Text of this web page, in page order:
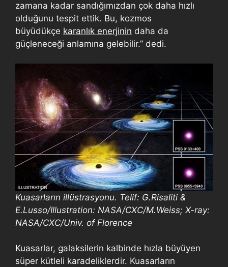
zamana kadar sandığımızdan çok daha hızlı
olduğunu tespit ettik. Bu, kozmos
büyüdükçe karanlık enerjinin daha da
güçleneceği anlamına gelebilir.” dedi.
Kuasarların illüstrasyonu. Telif: G.Risaliti &
E.Lusso/Illustration: NASA/CXC/M.Weiss; X-ray:
NASA/CXC/Univ. of Florence
Kuasarlar, galaksilerin kalbinde hızla büyüyen
süper kütleli karadeliklerdir. Kuasarların